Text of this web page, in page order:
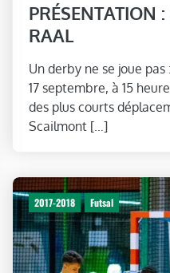
PRÉSENTATION
RAAL
Un derby ne se joue
17 septembre, à 15
des plus courts
Scailmont […]
2017-2018 Futsal